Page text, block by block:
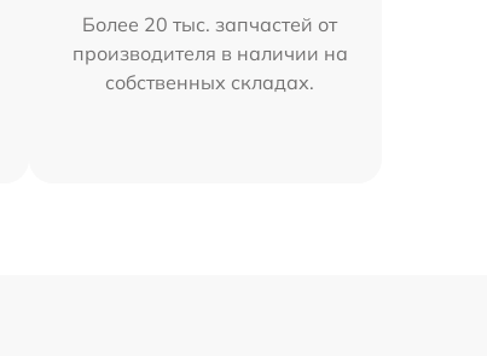
Более 20 тыс. запчастей от
производителя в наличии на
собственных складах.